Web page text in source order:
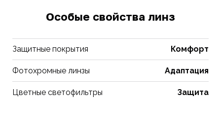
Особые свойства линз
Защитные покрытия Комфорт
Фотохромные линзы Адаптация
Цветные светофильтры Защита